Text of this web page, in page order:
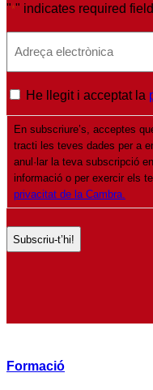
"*" indicates required
P
o
d
v
He llegit i acceptat la
En subscriure’s, acceptes
tracti les teves dades per a
anul·lar la teva subscripció
informació o per exercir els
privacitat de la Cambra.
Formació